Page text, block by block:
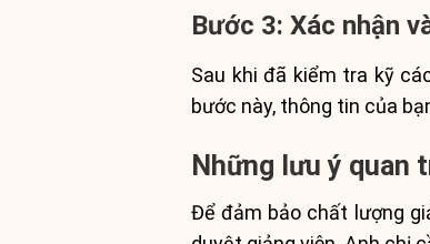
Bước 3: Xác nhận
Sau khi đã kiểm tra kỹ
bước này, thông tin của
Những lưu ý quan
Để đảm bảo chất lượng